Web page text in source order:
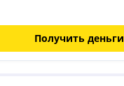
Получить деньги